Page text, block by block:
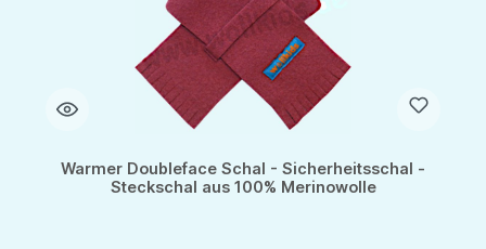
Warmer Doubleface Schal - Sicherheitsschal -
Steckschal aus 100% Merinowolle